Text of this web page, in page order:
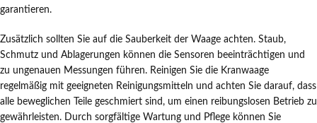
garantieren.
Zusätzlich sollten Sie auf die Sauberkeit der Waage achten. Staub,
Schmutz und Ablagerungen können die Sensoren beeinträchtigen und
zu ungenauen Messungen führen. Reinigen Sie die Kranwaage
regelmäßig mit geeigneten Reinigungsmitteln und achten Sie darauf, dass
alle beweglichen Teile geschmiert sind, um einen reibungslosen Betrieb zu
gewährleisten. Durch sorgfältige Wartung und Pflege können Sie